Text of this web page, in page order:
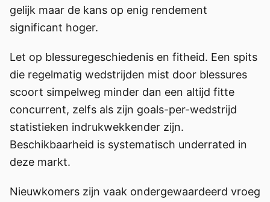
gelijk maar de kans op enig rendement
significant hoger.
Let op blessuregeschiedenis en fitheid. Een spits
die regelmatig wedstrijden mist door blessures
scoort simpelweg minder dan een altijd fitte
concurrent, zelfs als zijn goals-per-wedstrijd
statistieken indrukwekkender zijn.
Beschikbaarheid is systematisch underrated in
deze markt.
Nieuwkomers zijn vaak ondergewaardeerd vroeg